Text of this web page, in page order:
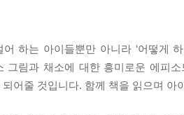
긴 딱지 같은 것이 바로 멜론의 그물
의 차이는 학문적으로 풀에서 자라는
씩 시들지 않는 나무에서 수확하는 것
길 수 있는 정보를 제공하는 것이 필
‘피망은 왜 쓴맛이 날까?’, ‘양상추
담겨 있다. 책을 읽기 전에, 평소 채
어 하는 아이들뿐만 아니라 ‘어떻게
그림과 채소에 대한 흥미로운 에피
되어줄 것입니다. 함께 책을 읽으며